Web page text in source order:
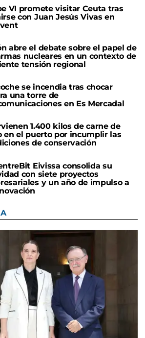
VI promete visitar Ceuta tras
con Juan Jesús Vivas en
abre el debate sobre el papel de
nucleares en un contexto de
tensión regional
se incendia tras chocar
una torre de
en Es Mercadal
1.400 kilos de carne de
en el puerto por incumplir las
de conservación
Eivissa consolida su
con siete proyectos
y un año de impulso a